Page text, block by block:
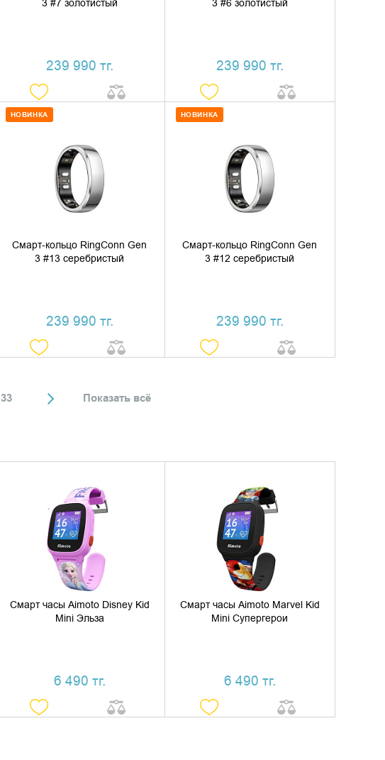
3 #7 золотистый
239 990 тг.
3 #6 золотистый
239 990 тг.
Смарт-кольцо RingConn Gen
3 #13 серебристый
239 990 тг.
НОВИНКА
ДОБАВИТЬ В КОРЗИНУ
КУПИТЬ В 1 КЛИК
Смарт-кольцо RingConn Gen
3 #12 серебристый
239 990 тг.
НОВИНКА
ДОБАВИТЬ В КОРЗИНУ
КУПИТЬ В 1 КЛИК
33 Показать всё
Смарт часы Aimoto Disney Kid
Mini Эльза
6 490 тг.
ДОБАВИТЬ В КОРЗИНУ
КУПИТЬ В 1 КЛИК
Смарт часы Aimoto Marvel Kid
Mini Супергерои
6 490 тг.
ДОБАВИТЬ В КОРЗИНУ
КУПИТЬ В 1 КЛИК